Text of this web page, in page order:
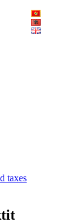
taxes